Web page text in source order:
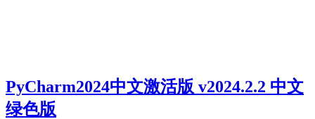
PyCharm2024中文激活版 v2024.2.2 中文
绿色版